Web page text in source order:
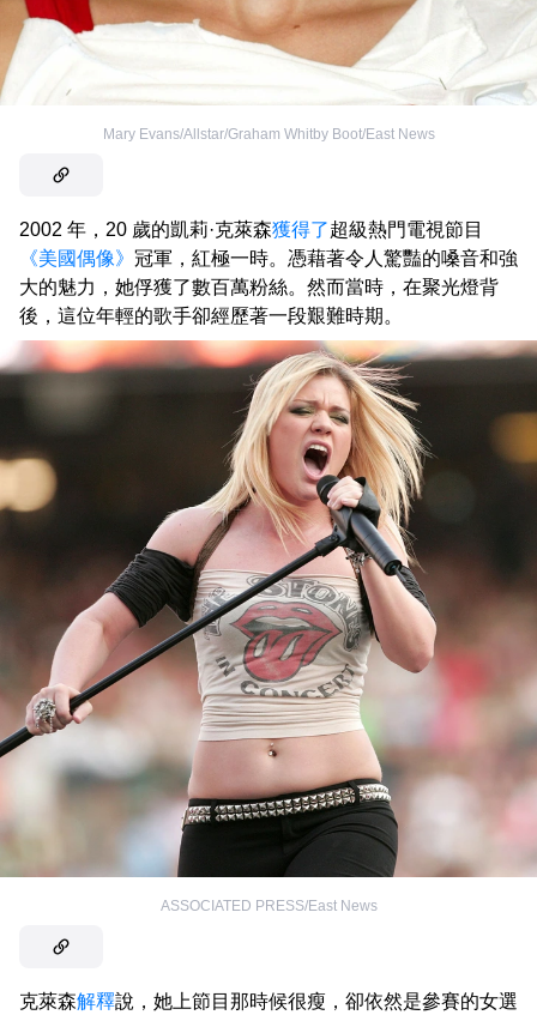
Mary Evans/Allstar/Graham Whitby Boot/East News
2002 年，20 歲的凱莉·克萊森獲得了超級熱門電視節目
《美國偶像》 冠軍，紅極一時。憑藉著令人驚豔的嗓音和強
大的魅力，她俘獲了數百萬粉絲。然而當時，在聚光燈背
後，這位年輕的歌手卻經歷著一段艱難時期。
ASSOCIATED PRESS/East News
克萊森解釋說，她上節目那時候很瘦，卻依然是參賽的女選